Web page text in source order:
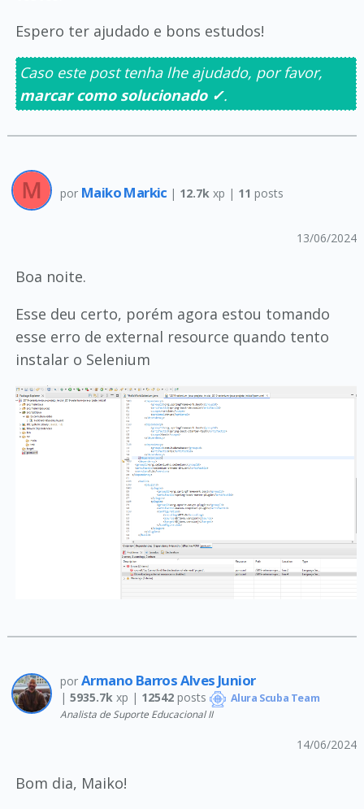
Espero ter ajudado e bons estudos!
Caso este post tenha lhe ajudado, por favor,
marcar como solucionado ✓.
por Maiko Markic | 12.7k xp | 11 posts
13/06/2024
Boa noite.
Esse deu certo, porém agora estou tomando
esse erro de external resource quando tento
instalar o Selenium
por Armano Barros Alves Junior
| 5935.7kxp | 12542posts Alura Scuba Team
Analista de Suporte Educacional II
14/06/2024
Bom dia, Maiko!